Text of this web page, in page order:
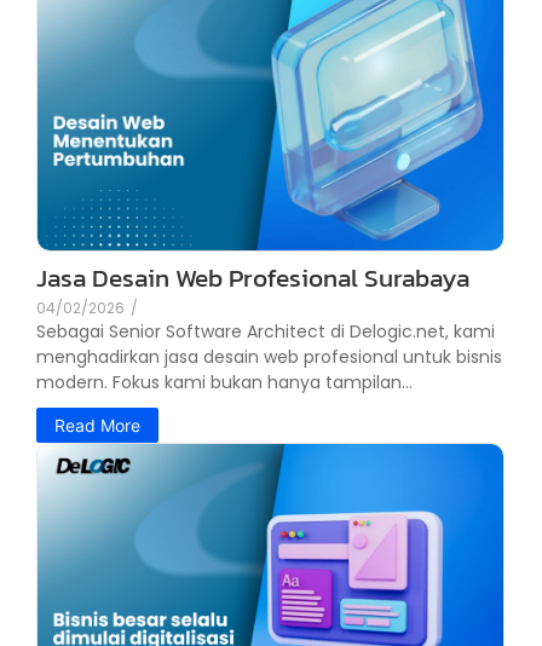
Jasa Desain Web Profesional Surabaya
04/02/2026 /
Sebagai Senior Software Architect di Delogic.net, kami
menghadirkan jasa desain web profesional untuk bisnis
modern. Fokus kami bukan hanya tampilan...
Read More